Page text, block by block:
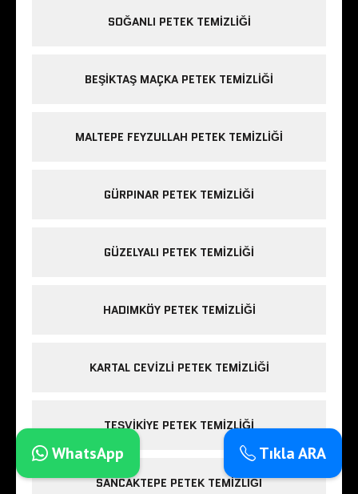
SOĞANLI PETEK TEMIZLIĞI
BEŞIKTAŞ MAÇKA PETEK TEMIZLIĞI
MALTEPE FEYZULLAH PETEK TEMIZLIĞI
GÜRPINAR PETEK TEMIZLIĞI
GÜZELYALI PETEK TEMIZLIĞI
HADIMKÖY PETEK TEMIZLIĞI
KARTAL CEVIZLI PETEK TEMIZLIĞI
TEŞVIKIYE PETEK TEMIZLIĞI
SANCAKTEPE PETEK TEMIZLIĞI
Tıkla ARA
WhatsApp